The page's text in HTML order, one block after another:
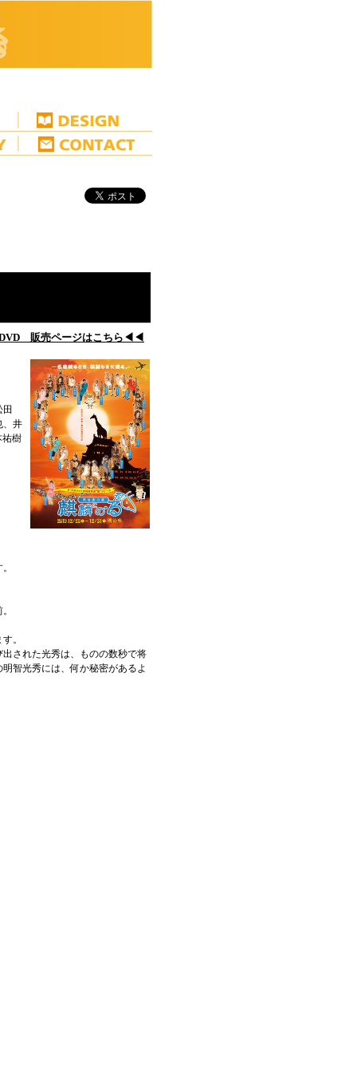
販売ページはこちら ◀◀
田
、井
祐樹
。
された光秀は、ものの数秒で将
智光秀には、何か秘密があるよ